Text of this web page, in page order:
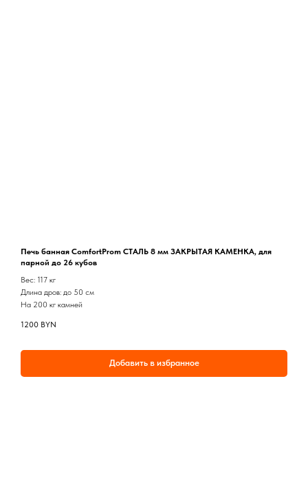
Печь банная ComfortProm СТАЛЬ 8 мм ЗАКРЫТАЯ КАМЕНКА, для
парной до 26 кубов
Вес: 117 кг
Длина дров: до 50 см
На 200 кг камней
1200 BYN
Добавить в избранное